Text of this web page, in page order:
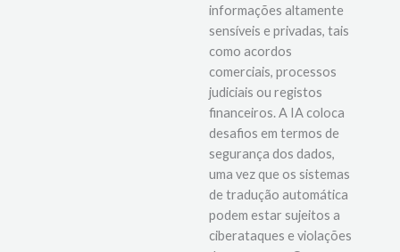
informações altamente
sensíveis e privadas, tais
como acordos
comerciais, processos
judiciais ou registos
financeiros. A IA coloca
desafios em termos de
segurança dos dados,
uma vez que os sistemas
de tradução automática
podem estar sujeitos a
ciberataques e violações